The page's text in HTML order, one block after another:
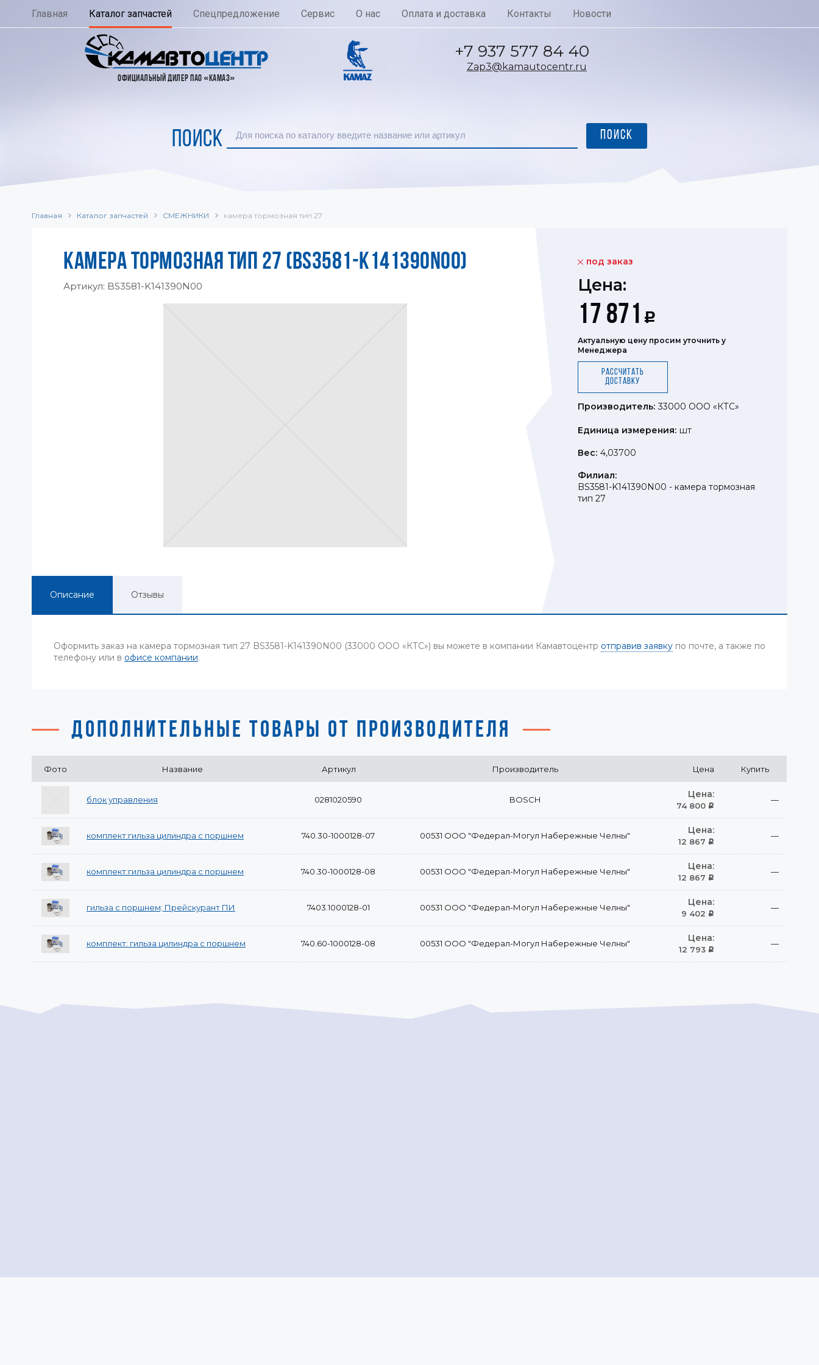
Главная Каталог запчастей Спецпредложение Сервис О нас Оплата и доставка Контакты Новости
ОФИЦИАЛЬНЫЙ ДИЛЕР ПАО «КАМАЗ»
Zap3@kamautocentr.ru
+7 937 577 84 40
ПОИСК
Главная Каталог запчастей СМЕЖНИКИ камера тормозная тип 27
КАМЕРА ТОРМОЗНАЯ ТИП 27 (BS3581-K141390N00)
Артикул: BS3581-K141390N00
под заказ
Цена:
17 871 Р
Актуальную цену просим уточнить у
Менеджера
Рассчитать
доставку
Производитель: 33000 ООО «КТС»
Единица измерения: шт
Вес: 4,03700
Филиал:
BS3581-K141390N00 - камера тормозная
тип 27
Описание Отзывы
Оформить заказ на камера тормозная тип 27 BS3581-K141390N00 (33000 ООО «КТС») вы можете в компании Камавтоцентр отправив заявку по почте, а также по
телефону или в офисе компании.
ДОПОЛНИТЕЛЬНЫЕ ТОВАРЫ ОТ ПРОИЗВОДИТЕЛЯ
Фото Название Артикул Производитель Цена Купить
блок управления 0281020590 BOSCH Цена:
74 800 Р
—
комплект:гильза цилиндра с поршнем 740.30-1000128-07 00531 ООО "Федерал-Могул Набережные Челны" Цена:
12 867 Р
—
комплект:гильза цилиндра с поршнем 740.30-1000128-08 00531 ООО "Федерал-Могул Набережные Челны" Цена:
12 867 Р
—
гильза с поршнем; Прейскурант ПИ 7403.1000128-01 00531 ООО "Федерал-Могул Набережные Челны" Цена:
9 402 Р
—
комплект: гильза цилиндра с поршнем 740.60-1000128-08 00531 ООО "Федерал-Могул Набережные Челны" Цена:
12 793 Р
—